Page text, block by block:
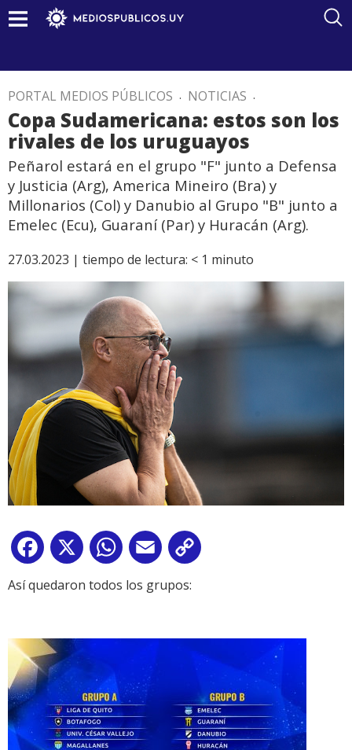
PORTAL MEDIOS PÚBLICOS . NOTICIAS .
Copa Sudamericana: estos son los
rivales de los uruguayos
Peñarol estará en el grupo "F" junto a Defensa
y Justicia (Arg), America Mineiro (Bra) y
Millonarios (Col) y Danubio al Grupo "B" junto a
Emelec (Ecu), Guaraní (Par) y Huracán (Arg).
27.03.2023 | tiempo de lectura: < 1 minuto
Facebook
X WhatsApp
Email
Así quedaron todos los grupos: